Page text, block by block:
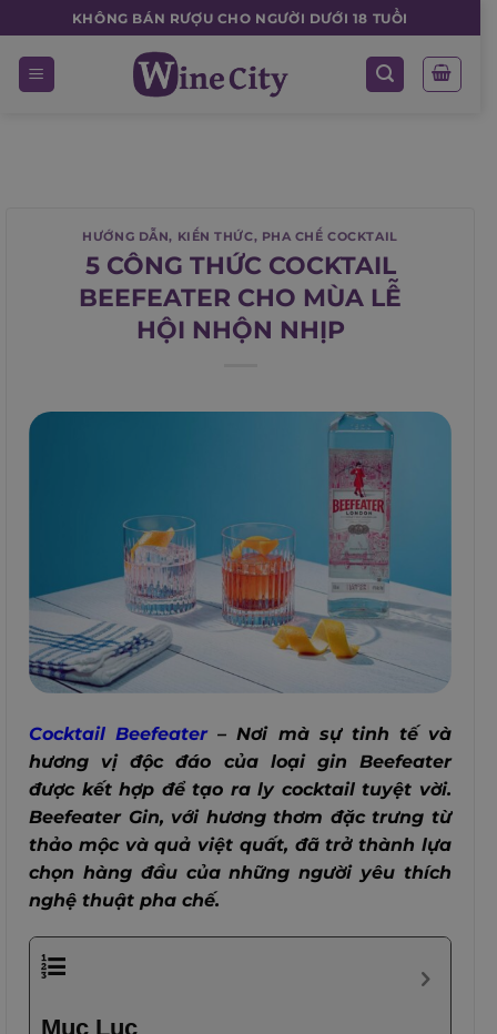
to
content
KHÔNG BÁN RƯỢU CHO NGƯỜI DƯỚI 18 TUỔI
HƯỚNG DẪN, KIẾN THỨC, PHA CHẾ COCKTAIL
5 CÔNG THỨC COCKTAIL
BEEFEATER CHO MÙA LỄ
HỘI NHỘN NHỊP
Cocktail Beefeater– Nơi mà sự tinh tế và
hương vị độc đáo của loại gin Beefeater
được kết hợp để tạo ra ly cocktail tuyệt vời.
Beefeater Gin, với hương thơm đặc trưng từ
thảo mộc và quả việt quất, đã trở thành lựa
chọn hàng đầu của những người yêu thích
nghệ thuật pha chế.
Mục Lục